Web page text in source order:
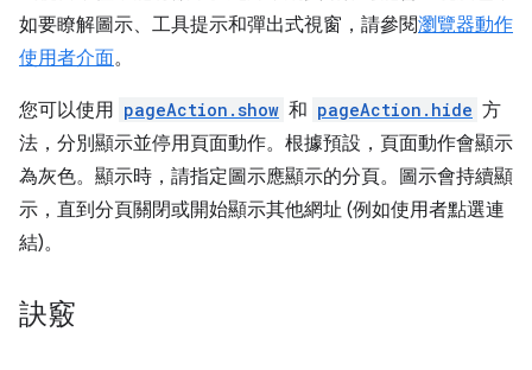
如要瞭解圖示、工具提示和彈出式視窗，請參閱瀏覽器動作
使用者介面。
您可以使用 pageAction.show 和 pageAction.hide 方
法，分別顯示並停用頁面動作。根據預設，頁面動作會顯示
為灰色。顯示時，請指定圖示應顯示的分頁。圖示會持續顯
示，直到分頁關閉或開始顯示其他網址 (例如使用者點選連
結)。
訣竅